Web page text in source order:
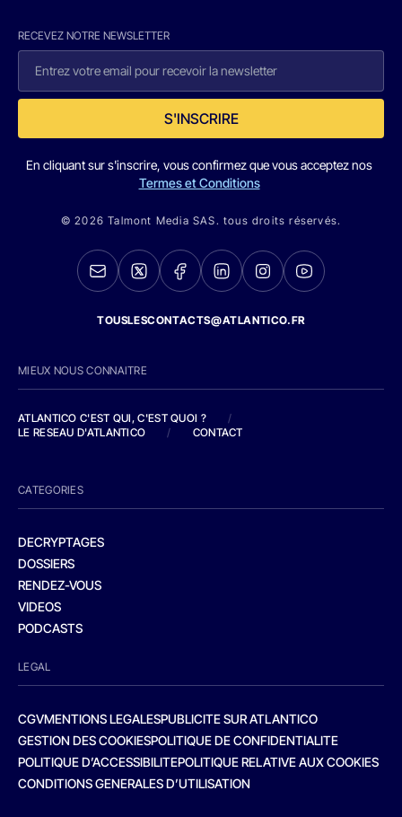
RECEVEZ NOTRE NEWSLETTER
S'INSCRIRE
En cliquant sur s'inscrire, vous confirmez que vous acceptez nos
Termes et Conditions
© 2026 Talmont Media SAS. tous droits réservés.
TOUSLESCONTACTS@ATLANTICO.FR
MIEUX NOUS CONNAITRE
ATLANTICO C'EST QUI, C'EST QUOI ?
/
LE RESEAU D'ATLANTICO
/ CONTACT
CATEGORIES
DECRYPTAGES
DOSSIERS
RENDEZ-VOUS
VIDEOS
PODCASTS
LEGAL
CGVMENTIONS LEGALESPUBLICITE SUR ATLANTICO
GESTION DES COOKIESPOLITIQUE DE CONFIDENTIALITE
POLITIQUE D’ACCESSIBILITEPOLITIQUE RELATIVE AUX COOKIES
CONDITIONS GENERALES D’UTILISATION